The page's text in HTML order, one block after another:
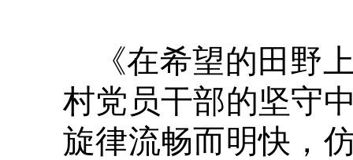
《在希望的田野
村党员干部的坚守
旋律流畅而明快，